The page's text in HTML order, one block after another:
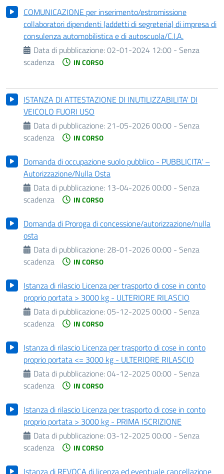
COMUNICAZIONE per inserimento/estromissione
collaboratori dipendenti (addetti di segreteria) di impresa di
consulenza automobilistica e di autoscuola/C.I.A.
Data di pubblicazione:02-01-2024 12:00 - Senza
scadenza
IN CORSO
ISTANZA DI ATTESTAZIONE DI INUTILIZZABILITA' DI
VEICOLO FUORI USO
Data di pubblicazione: 21-05-2026 00:00 - Senza
scadenza
IN CORSO
Domanda di occupazione suolo pubblico - PUBBLICITA' –
Autorizzazione/Nulla Osta
Data di pubblicazione: 13-04-2026 00:00 - Senza
scadenza
IN CORSO
Domanda di Proroga di concessione/autorizzazione/nulla
osta
Data di pubblicazione: 28-01-2026 00:00 - Senza
scadenza
IN CORSO
Istanza di rilascio Licenza per trasporto di cose in conto
proprio portata > 3000 kg - ULTERIORE RILASCIO
Data di pubblicazione:05-12-2025 00:00 - Senza
scadenza
IN CORSO
Istanza di rilascio Licenza per trasporto di cose in conto
proprio portata <= 3000 kg - ULTERIORE RILASCIO
Data di pubblicazione:04-12-2025 00:00 - Senza
scadenza
IN CORSO
Istanza di rilascio Licenza per trasporto di cose in conto
proprio portata > 3000 kg - PRIMA ISCRIZIONE
Data di pubblicazione:03-12-2025 00:00 - Senza
scadenza
IN CORSO
Istanza di REVOCA di licenza ed eventuale cancellazione